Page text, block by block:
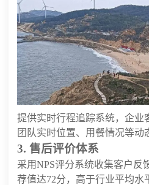
提供实时行程追踪系统，企业
团队实时位置、用餐情况等动
3. 售后评价体系
采用NPS评分系统收集客户反
荐值达72分，高于行业平均水